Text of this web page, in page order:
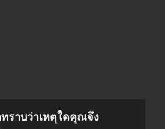
ทราบว่าเหตุใดคุณจึง